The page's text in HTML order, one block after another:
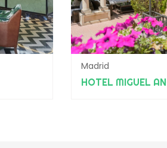
Madrid